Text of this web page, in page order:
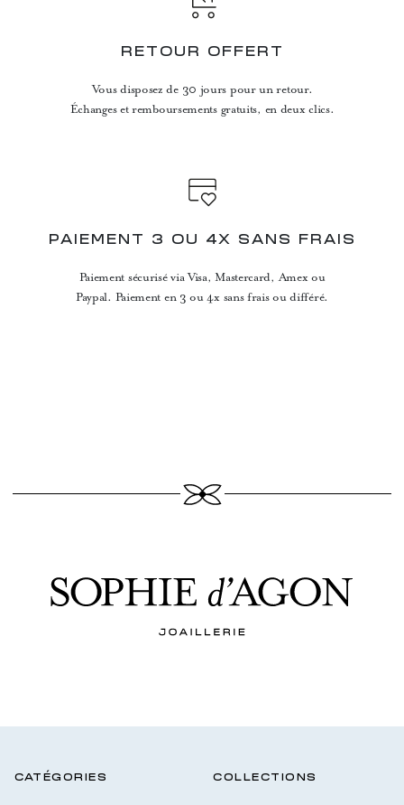
RETOUR OFFERT
Vous disposez de 30 jours pour un retour.
Échanges et remboursements gratuits, en deux clics.
PAIEMENT 3 OU 4X SANS FRAIS
Paiement sécurisé via Visa, Mastercard, Amex ou
Paypal. Paiement en 3 ou 4x sans frais ou différé.
CATÉGORIES COLLECTIONS